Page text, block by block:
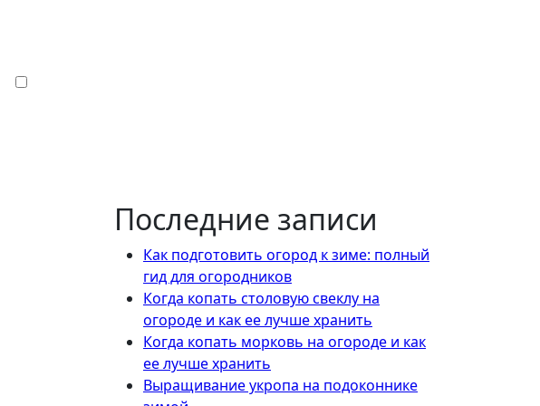
Последние записи
Как подготовить огород к зиме: полный
гид для огородников
Когда копать столовую свеклу на
огороде и как ее лучше хранить
Когда копать морковь на огороде и как
ее лучше хранить
Выращивание укропа на подоконнике